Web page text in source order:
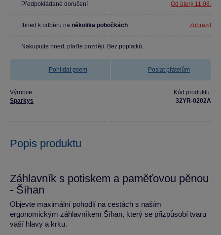
Předpokládané doručení Od úterý 11.08.
Ihned k odběru na několika pobočkách Zobrazit
Nakupujte hned, plaťte později. Bez poplatků.
Pohlídat psem Poslat přátelům
Výrobce:
Sparkys
Kód produktu:
32YR-0202A
Popis produktu
Záhlavník s potiskem a paměťovou pěnou
- Šíhan
Objevte maximální pohodlí na cestách s naším
ergonomickým záhlavníkem Šíhan, který se přizpůsobí tvaru
vaší hlavy a krku.